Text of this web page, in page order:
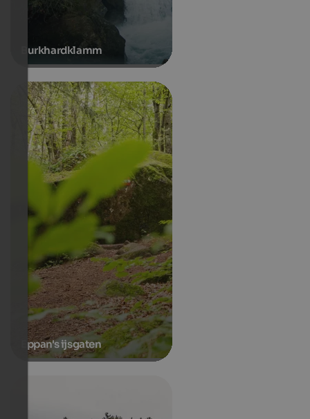
Burkhardklamm
Eppan's ijsgaten